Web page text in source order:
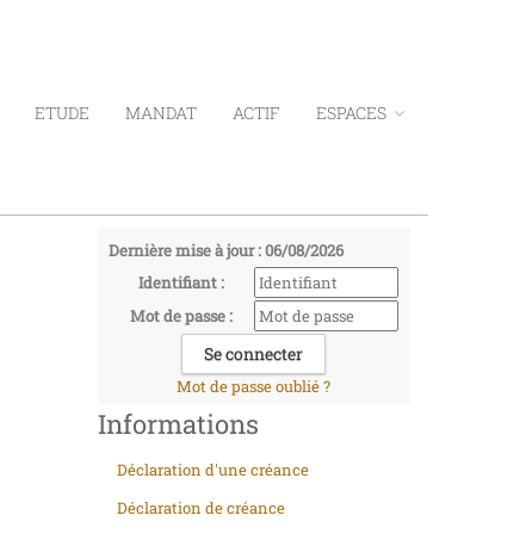
ETUDE MANDAT ACTIF ESPACES
Dernière mise à jour : 06/08/2026
Identifiant :
Mot de passe :
Mot de passe oublié ?
Informations
Déclaration d'une créance
Déclaration de créance